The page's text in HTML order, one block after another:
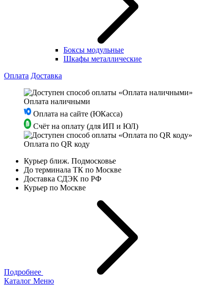
Боксы модульные
Шкафы металлические
Оплата Доставка
Оплата наличными
Оплата на сайте (ЮКасса)
Счёт на оплату (для ИП и ЮЛ)
Оплата по QR коду
Курьер ближ. Подмосковье
До терминала ТК по Москве
Доставка СДЭК по РФ
Курьер по Москве
Подробнее
Каталог Меню